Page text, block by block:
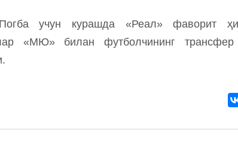
учун курашда «Реал» фаворит
«МЮ» билан футболчининг